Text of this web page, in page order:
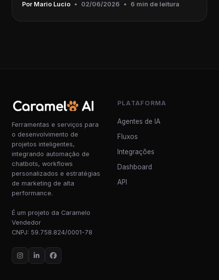
Por Mario Lucio • 02/06/2026 • 6 min de leitura
Ferramentas e serviços para
o desenvolvimento de
projetos inteligentes,
integrando automação de
chatbots, workflows
personalizados e estratégias
de marketing de alta
performance.
É um projeto da Caramelo
Vendedor
CNPJ: 59.758.824/0001-78
PLATAFORMA
Agentes de IA
Fluxos
Integrações
Dashboard
API